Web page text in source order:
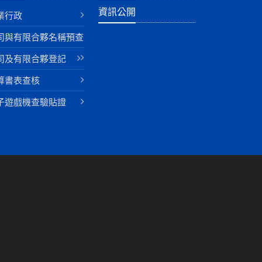
行政
與有限合夥名稱預查
及有限合夥登記
書表查核
遊戲機查驗貼證
資訊公開